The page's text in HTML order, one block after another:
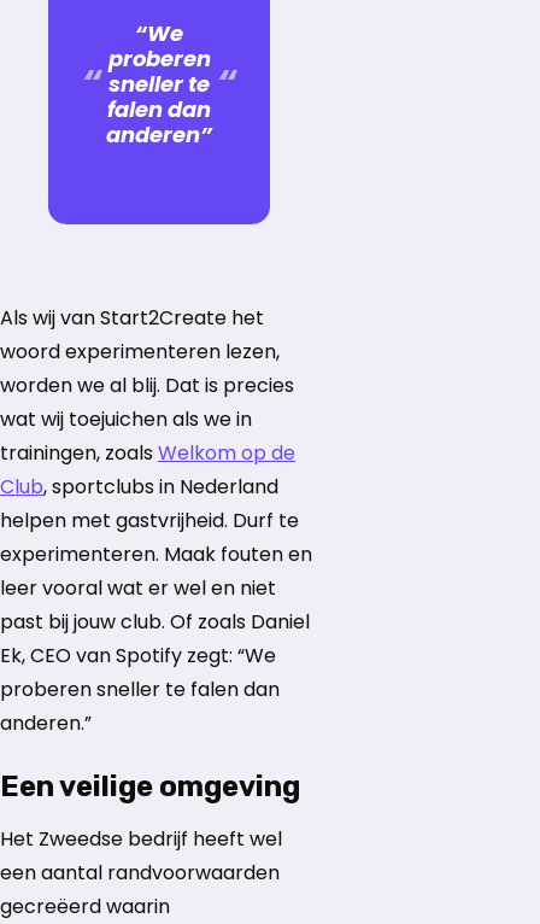
“We
proberen
sneller te
falen dan
anderen”
Als wij van Start2Create het
woord experimenteren lezen,
worden we al blij. Dat is precies
wat wij toejuichen als we in
trainingen, zoalsWelkom op de
Club, sportclubs in Nederland
helpen met gastvrijheid. Durf te
experimenteren. Maak fouten en
leer vooral wat er wel en niet
past bij jouw club. Of zoals Daniel
Ek, CEO van Spotify zegt: “We
proberen sneller te falen dan
anderen.”
Een veilige omgeving
Het Zweedse bedrijf heeft wel
een aantal randvoorwaarden
gecreëerd waarin